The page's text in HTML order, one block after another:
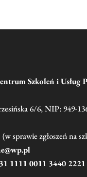
Szkoleń i Usług
6/6, NIP: 949-
(w sprawie zgłoszeń na
1111 0011 3440 2221